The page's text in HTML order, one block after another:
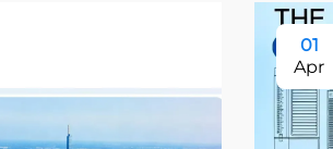
01
Apr